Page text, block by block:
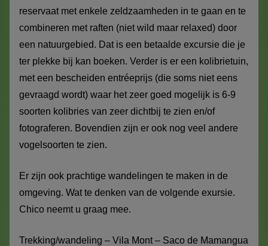
reservaat met enkele zeldzaamheden in te gaan en te
combineren met raften (niet wild maar relaxed) door
een natuurgebied. Dat is een betaalde excursie die je
ter plekke bij kan boeken. Verder is er een kolibrietuin,
met een bescheiden entréeprijs (die soms niet eens
gevraagd wordt) waar het zeer goed mogelijk is 6-9
soorten kolibries van zeer dichtbij te zien en/of
fotograferen. Bovendien zijn er ook nog veel andere
vogelsoorten te zien.
Er zijn ook prachtige wandelingen te maken in de
omgeving. Wat te denken van de volgende exursie.
Chico neemt u graag mee.
Trekking/wandeling – Vila Mont – Saco de Mamangua